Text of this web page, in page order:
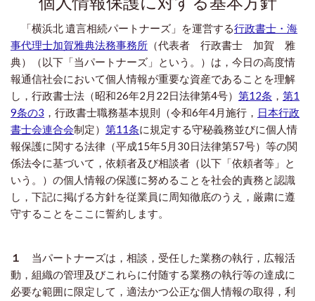
「横浜北 遺言相続パートナーズ」を運営する行政書士・海
事代理士加賀雅典法務事務所 （代表者 行政書士 加賀 雅
典）（以下「当パートナーズ」という。）は，今日の高度情
報通信社会において個人情報が重要な資産であることを理解
し，行政書士法（昭和26年2月22日法律第4号） 第12条 ， 第1
9条の3 ，行政書士職務基本規則（令和6年4月施行， 日本行政
書士会連合会制定） 第11条に規定する守秘義務並びに個人情
報保護に関する法律（平成15年5月30日法律第57号）等の関
係法令に基づいて，依頼者及び相談者（以下「依頼者等」と
いう。）の個人情報の保護に努めることを社会的責務と認識
し，下記に掲げる方針を従業員に周知徹底のうえ，厳粛に遵
守することをここに誓約します。
１
当パートナーズは，相談，受任した業務の執行，広報活
動，組織の管理及びこれらに付随する業務の執行等の達成に
必要な範囲に限定して，適法かつ公正な個人情報の取得，利